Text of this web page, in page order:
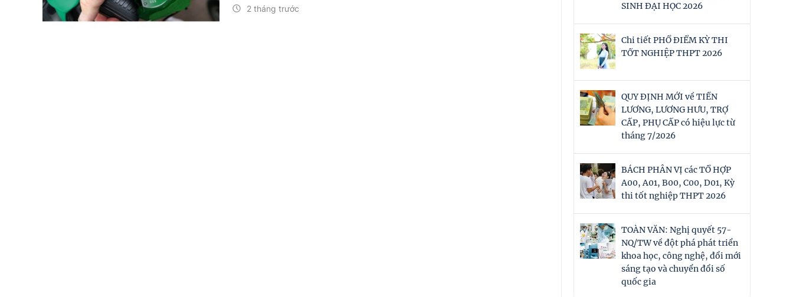
2 tháng trước
SINH ĐẠI HỌC 2026
Chi tiết PHỔ ĐIỂM KỲ THI
TỐT NGHIỆP THPT 2026
QUY ĐỊNH MỚI về TIỀN
LƯƠNG, LƯƠNG HƯU, TRỢ
CẤP, PHỤ CẤP có hiệu lực từ
tháng 7/2026
BÁCH PHÂN VỊ các TỔ HỢP
A00, A01, B00, C00, D01, Kỳ
thi tốt nghiệp THPT 2026
TOÀN VĂN: Nghị quyết 57-
NQ/TW về đột phá phát triển
khoa học, công nghệ, đổi mới
sáng tạo và chuyển đổi số
quốc gia